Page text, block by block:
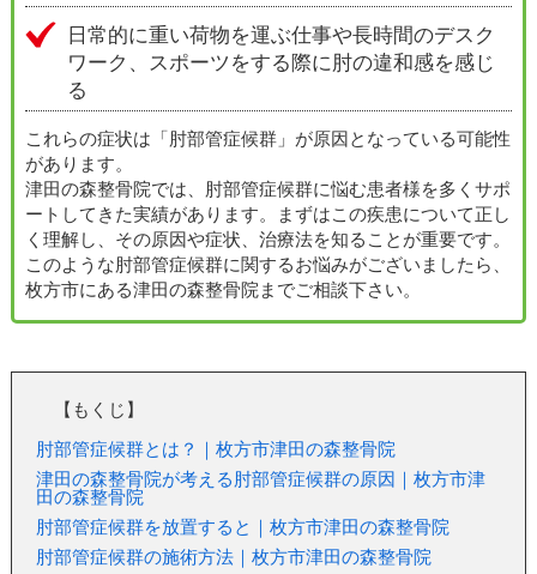
日常的に重い荷物を運ぶ仕事や長時間のデスク
ワーク、スポーツをする際に肘の違和感を感じ
る
これらの症状は「肘部管症候群」が原因となっている可能性
があります。
津田の森整骨院では、肘部管症候群に悩む患者様を多くサポ
ートしてきた実績があります。まずはこの疾患について正し
く理解し、その原因や症状、治療法を知ることが重要です。
このような肘部管症候群に関するお悩みがございましたら、
枚方市にある津田の森整骨院までご相談下さい。
【もくじ】
肘部管症候群とは？｜枚方市津田の森整骨院
津田の森整骨院が考える肘部管症候群の原因｜枚方市津
田の森整骨院
肘部管症候群を放置すると｜枚方市津田の森整骨院
肘部管症候群の施術方法｜枚方市津田の森整骨院